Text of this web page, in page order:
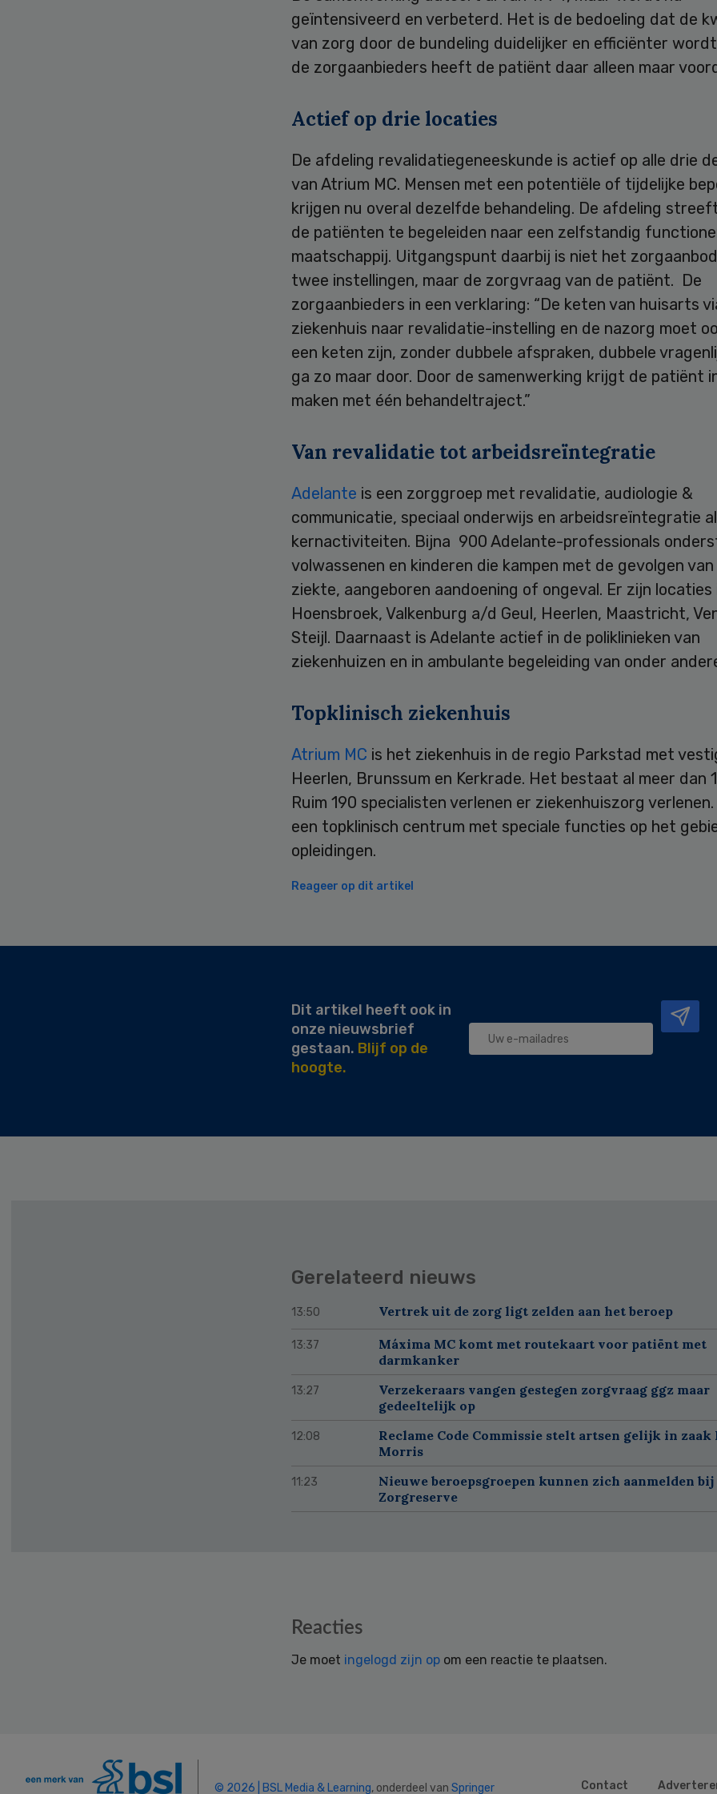
geïntensiveerd en verbeterd. Het is de bedoeling dat de
van zorg door de bundeling duidelijker en efficiënter
de zorgaanbieders heeft de patiënt daar alleen maar
Actief op drie locaties
De afdeling revalidatiegeneeskunde is actief op alle drie
van Atrium MC. Mensen met een potentiële of tijdelijke
krijgen nu overal dezelfde behandeling. De afdeling
de patiënten te begeleiden naar een zelfstandig
maatschappij. Uitgangspunt daarbij is niet het
twee instellingen, maar de zorgvraag van de patiënt. De
zorgaanbieders in een verklaring: “De keten van huisarts
ziekenhuis naar revalidatie-instelling en de nazorg moet
een keten zijn, zonder dubbele afspraken, dubbele
ga zo maar door. Door de samenwerking krijgt de patiënt
maken met één behandeltraject.”
Van revalidatie tot arbeidsreïntegratie
Adelante is een zorggroep met revalidatie, audiologie &
communicatie, speciaal onderwijs en arbeidsreïntegratie
kernactiviteiten. Bijna 900 Adelante-professionals
volwassenen en kinderen die kampen met de gevolgen van
ziekte, aangeboren aandoening of ongeval. Er zijn locaties
Hoensbroek, Valkenburg a/d Geul, Heerlen, Maastricht,
Steijl. Daarnaast is Adelante actief in de poliklinieken van
ziekenhuizen en in ambulante begeleiding van onder
Topklinisch ziekenhuis
Atrium MC is het ziekenhuis in de regio Parkstad met
Heerlen, Brunssum en Kerkrade. Het bestaat al meer dan
Ruim 190 specialisten verlenen er ziekenhuiszorg
een topklinisch centrum met speciale functies op het
opleidingen.
Reageer op dit artikel
Secondary
Dit artikel heeft ook in
onze nieuwsbrief
gestaan. Blijf op de
hoogte.
Gerelateerd nieuws
13:50 Vertrek uit de zorg ligt zelden aan het beroep
13:37
Máxima MC komt met routekaart voor patiënt met
darmkanker
13:27
Verzekeraars vangen gestegen zorgvraag ggz maar
gedeeltelijk op
12:08
Reclame Code Commissie stelt artsen gelijk in
Morris
11:23
Nieuwe beroepsgroepen kunnen zich aanmelden
Zorgreserve
Reacties
Je moet ingelogd zijn op om een reactie te plaatsen.
© 2026 | BSL Media & Learning, onderdeel van Springer Contact